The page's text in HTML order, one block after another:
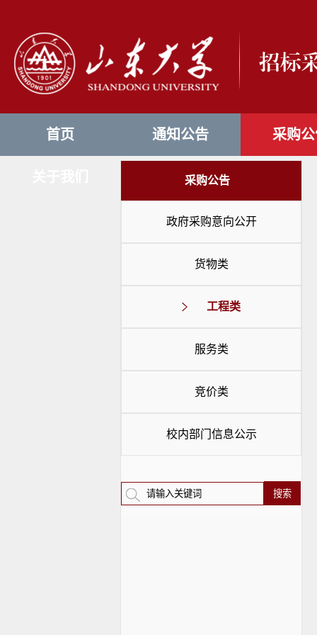
首页 通知公告 采购
采购公告
政府采购意向公开
货物类
工程类
服务类
竞价类
校内部门信息公示